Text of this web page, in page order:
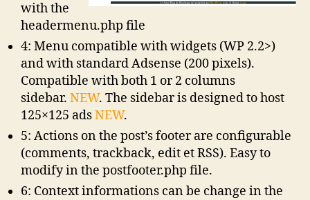
with the
headermenu.php file
4: Menu compatible with widgets (WP 2.2>)
and with standard Adsense (200 pixels).
Compatible with both 1 or 2 columns
sidebar. NEW. The sidebar is designed to host
125×125 adsNEW.
5: Actions on the post’s footer are configurable
(comments, trackback, edit et RSS). Easy to
modify in the postfooter.php file.
6: Context informations can be change in the